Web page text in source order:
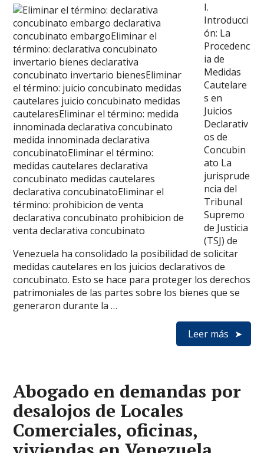
I.
Introducci
ón: La
Procedenc
ia de
Medidas
Cautelare
s en
Juicios
Declarativ
os de
Concubin
ato La
jurisprude
ncia del
Tribunal
Supremo
de Justicia
(TSJ) de
Venezuela ha consolidado la posibilidad de solicitar
medidas cautelares en los juicios declarativos de
concubinato. Esto se hace para proteger los derechos
patrimoniales de las partes sobre los bienes que se
generaron durante la …
Leer más
Abogado en demandas por
desalojos de Locales
Comerciales, oficinas,